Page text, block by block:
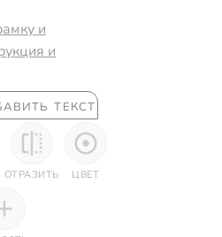
и
и
текст
ОТРАЗИТЬ ЦВЕТ